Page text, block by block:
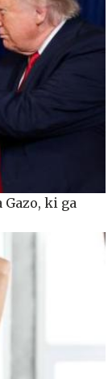
ki ga